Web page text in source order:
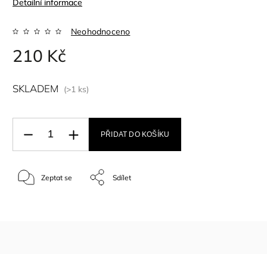
Neohodnoceno
210 Kč
SKLADEM (>1 ks)
PŘIDAT DO KOŠÍKU
Zeptat se Sdílet